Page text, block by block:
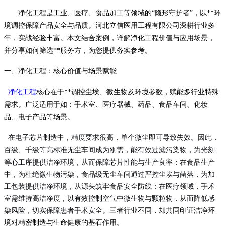
净化工程是工业、医疗、食品加工等领域的“隐形守护者”，以**环
境调控保障产品安全与品质。河北立信医用工程有限公司深耕行业多
年，实战经验丰富。本文结合案例，详解净化工程价值与应用场景，
并分享如何筛选**服务方，为您提供务实参考。
一、净化工程：核心价值与场景赋能
净化工程核心在于**调控尘埃、微生物及环境参数，赋能多行业特殊
需求。广泛适用于如：手术室、医疗器械、药品、食品车间、化妆
品、电子产品等场景。
在电子芯片制造中，精度要求很高，单个微尘即可导致失效。因此，
百级、千级等高标准无尘车间成为刚需，能有效过滤污染物，为光刻
等心工序提供洁净环境，从而保障芯片性能与生产良率；在食品生产
中，为杜绝微生物污染，食品级无尘车间通过严控尘埃与菌落，为加
工包装提供洁净环境，从源头筑牢食品安全防线；在医疗领域，手术
室需维持高洁净度，以有效控制空气中微生物与颗粒物，从而降低感
染风险，切实保障患者手术安全。 三者行业不同，却共同印证洁净环
境对精密制造与生命健康的基石作用。